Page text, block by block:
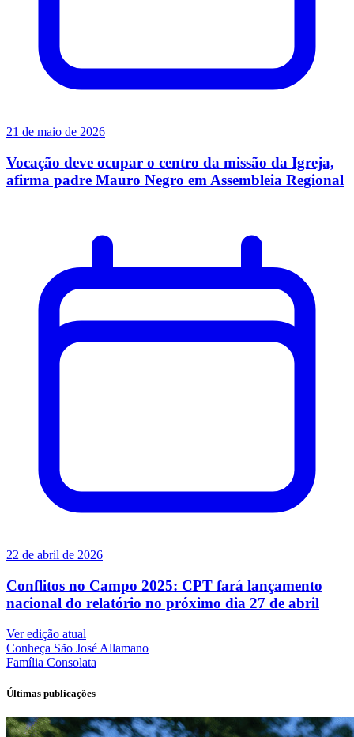
21 de maio de 2026
Vocação deve ocupar o centro da missão da Igreja,
afirma padre Mauro Negro em Assembleia Regional
22 de abril de 2026
Conflitos no Campo 2025: CPT fará lançamento
nacional do relatório no próximo dia 27 de abril
Ver edição atual
Conheça São José Allamano
Família Consolata
Últimas publicações